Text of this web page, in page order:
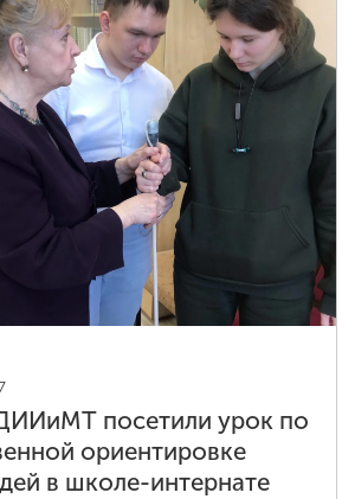
посетили урок по
ориентировке
в школе-интернате